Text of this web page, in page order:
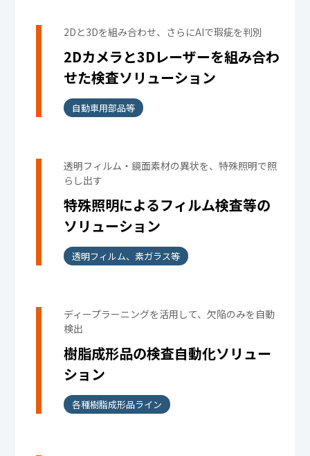
2Dと3Dを組み合わせ、さらにAIで瑕疵を判別
2Dカメラと3Dレーザーを組み合わ
せた検査ソリューション
自動車用部品等
透明フィルム・鏡面素材の異状を、特殊照明で照
らし出す
特殊照明によるフィルム検査等の
ソリューション
透明フィルム、素ガラス等
ディープラーニングを活用して、欠陥のみを自動
検出
樹脂成形品の検査自動化ソリュー
ション
各種樹脂成形品ライン